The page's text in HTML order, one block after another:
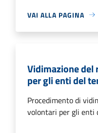
VAI ALLA PAGINA
Vidimazione
per gli enti del
Procedimento di
volontari per gli enti